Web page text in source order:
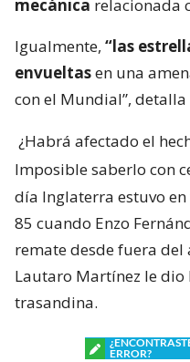
mecánica relacionada
Igualmente, “las
envueltasen una
con el Mundial”, detalla
¿Habrá afectado el
Imposible saberlo con
día Inglaterra estuvo
85 cuando Enzo
remate desde fuera del
Lautaro Martínez le
trasandina.
ERROR?